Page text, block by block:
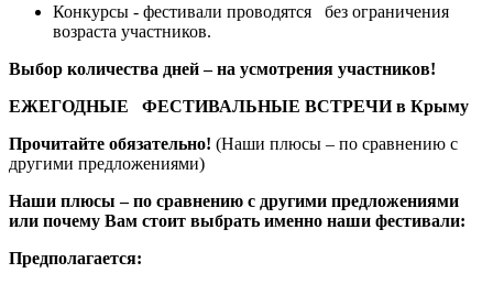
Конкурсы - фестивали проводятся без ограничения
возраста участников.
Выбор количества дней – на усмотрения участников!
ЕЖЕГОДНЫЕ ФЕСТИВАЛЬНЫЕ ВСТРЕЧИ в Крыму
Прочитайте обязательно! (Наши плюсы – по сравнению с
другими предложениями)
Наши плюсы – по сравнению с другими предложениями
или почему Вам стоит выбрать именно наши фестивали:
Предполагается: